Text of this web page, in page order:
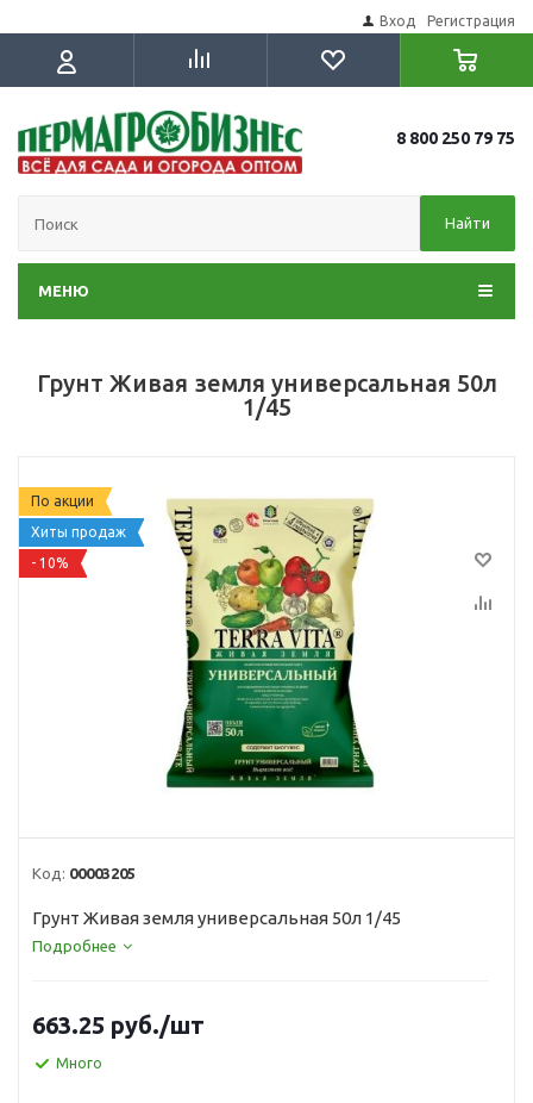
Вход Регистрация
8 800 250 79 75
Найти
МЕНЮ
Грунт Живая земля универсальная 50л
1/45
По акции
Хиты продаж
- 10%
Код: 00003205
Грунт Живая земля универсальная 50л 1/45
Подробнее
663.25 руб./шт
Много